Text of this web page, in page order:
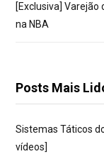
[Exclusiva] Varejão
na NBA
Posts Mais
Sistemas Táticos
vídeos]